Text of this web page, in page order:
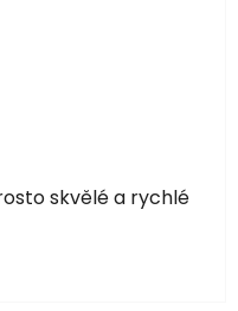
skvělé a rychlé